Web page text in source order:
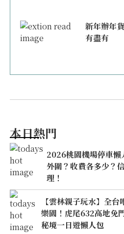
新年辦年
有盡有
本日熱門
2026桃園機場停車懶
外圍？收費各多少？
理！
【雲林親子玩水】全
樂園！虎尾632高地免
秘境一日遊懶人包